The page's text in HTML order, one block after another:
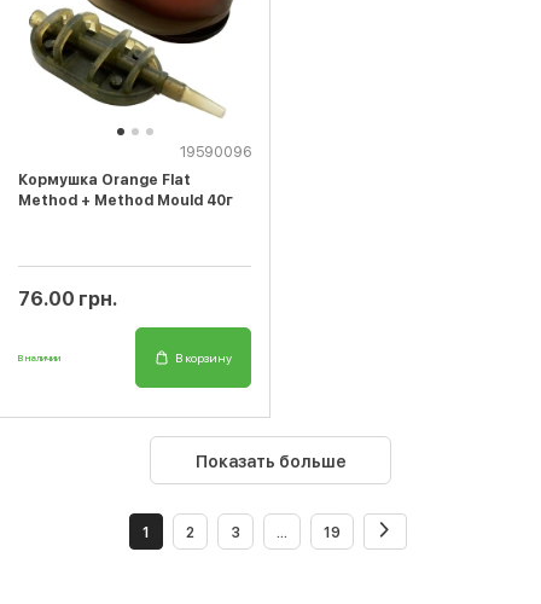
19590096
Кормушка Orange Flat
Method + Method Mould 40г
76.00 грн.
В наличии В корзину
Показать больше
1 2 3 ... 19